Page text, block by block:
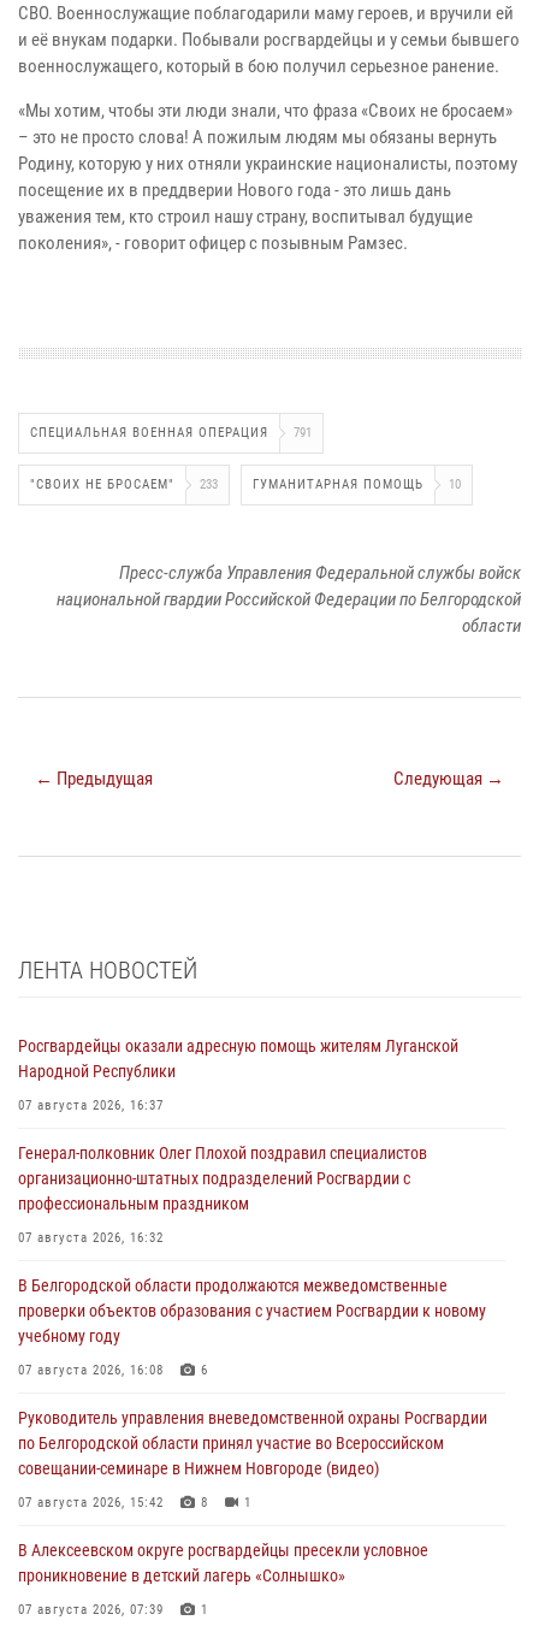
СВО. Военнослужащие поблагодарили маму героев, и вручили ей
и её внукам подарки. Побывали росгвардейцы и у семьи бывшего
военнослужащего, который в бою получил серьезное ранение.
«Мы хотим, чтобы эти люди знали, что фраза «Своих не бросаем»
– это не просто слова! А пожилым людям мы обязаны вернуть
Родину, которую у них отняли украинские националисты, поэтому
посещение их в преддверии Нового года - это лишь дань
уважения тем, кто строил нашу страну, воспитывал будущие
поколения», - говорит офицер с позывным Рамзес.
СПЕЦИАЛЬНАЯ ВОЕННАЯ ОПЕРАЦИЯ 791
"СВОИХ НЕ БРОСАЕМ" 233 ГУМАНИТАРНАЯ ПОМОЩЬ 10
Пресс-служба Управления Федеральной службы войск
национальной гвардии Российской Федерации по Белгородской
области
← Предыдущая Следующая →
ЛЕНТА НОВОСТЕЙ
Росгвардейцы оказали адресную помощь жителям Луганской
Народной Республики
07 августа 2026, 16:37
Генерал-полковник Олег Плохой поздравил специалистов
организационно-штатных подразделений Росгвардии с
профессиональным праздником
07 августа 2026, 16:32
В Белгородской области продолжаются межведомственные
проверки объектов образования с участием Росгвардии к новому
учебному году
07 августа 2026, 16:08 6
Руководитель управления вневедомственной охраны Росгвардии
по Белгородской области принял участие во Всероссийском
совещании-семинаре в Нижнем Новгороде (видео)
07 августа 2026, 15:42 8 1
В Алексеевском округе росгвардейцы пресекли условное
проникновение в детский лагерь «Солнышко»
07 августа 2026, 07:39 1